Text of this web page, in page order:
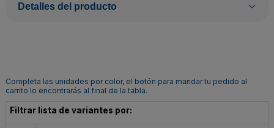
Detalles del producto
Completa las unidades por color, el botón para mandar tu pedido al
carrito lo encontrarás al final de la tabla.
Filtrar lista de variantes por: